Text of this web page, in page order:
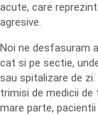
acute, care
agresive.
Noi ne desfasuram
cat si pe sectie,
sau spitalizare de
trimisi de medicii de
mare parte,